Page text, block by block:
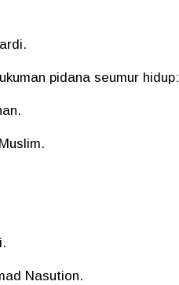
pidana seumur hidup:
Nasution.